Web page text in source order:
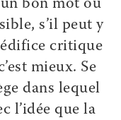
bon mot ou
s’il peut y
critique
mieux. Se
dans lequel
l’idée que la